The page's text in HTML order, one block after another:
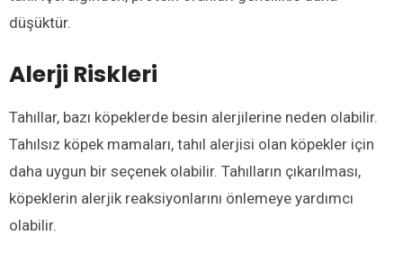
düşüktür.
Alerji Riskleri
Tahıllar, bazı köpeklerde besin alerjilerine neden olabilir.
Tahılsız köpek mamaları, tahıl alerjisi olan köpekler için
daha uygun bir seçenek olabilir. Tahılların çıkarılması,
köpeklerin alerjik reaksiyonlarını önlemeye yardımcı
olabilir.